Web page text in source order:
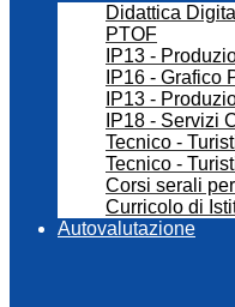
Didattica
PTOF
IP13 -
IP16 - Grafico
IP13 -
IP18 - Servizi
Tecnico -
Tecnico -
Corsi serali
Curricolo di
Autovalutazione